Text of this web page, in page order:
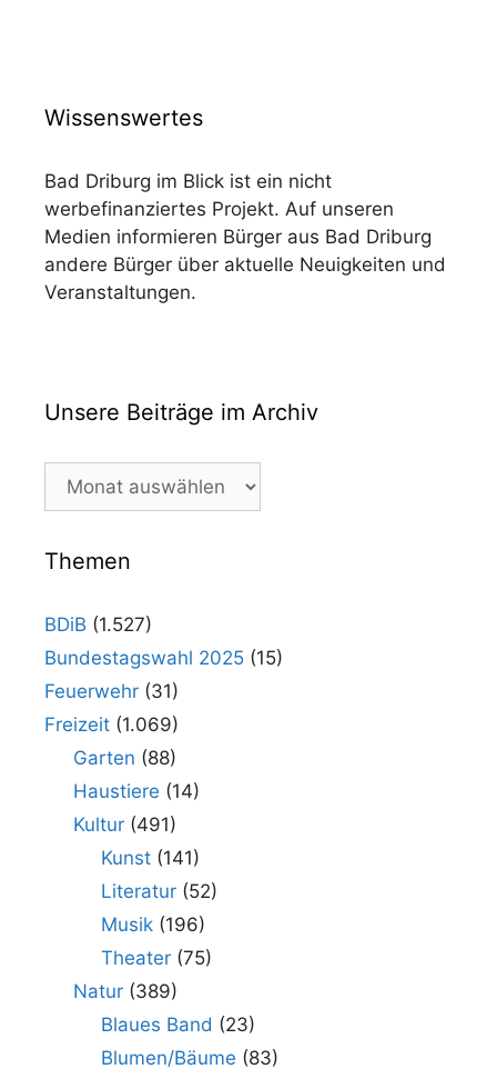
Wissenswertes
Bad Driburg im Blick ist ein nicht
werbefinanziertes Projekt. Auf unseren
Medien informieren Bürger aus Bad Driburg
andere Bürger über aktuelle Neuigkeiten und
Veranstaltungen.
Unsere Beiträge im Archiv
Unsere
Archiv
Themen
BDiB (1.527)
Bundestagswahl 2025 (15)
Feuerwehr (31)
Freizeit (1.069)
Garten (88)
Haustiere (14)
Kultur(491)
Kunst (141)
Literatur (52)
Musik (196)
Theater (75)
Natur(389)
Blaues Band (23)
Blumen/Bäume (83)